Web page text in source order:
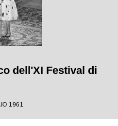
dell'XI Festival di
1961